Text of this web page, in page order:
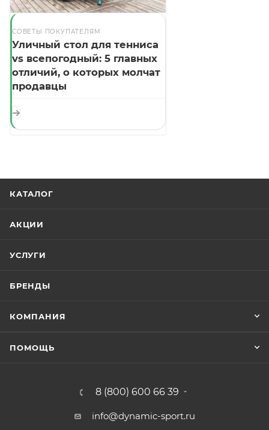
СОВЕТЫ ПОКУПАТЕЛЯМ
Уличный стол для тенниса
vs всепогодный: 5 главных
отличий, о которых молчат
продавцы
КАТАЛОГ
АКЦИИ
УСЛУГИ
БРЕНДЫ
КОМПАНИЯ
ПОМОЩЬ
8 (800) 600 66 39
info@dynamic-sport.ru